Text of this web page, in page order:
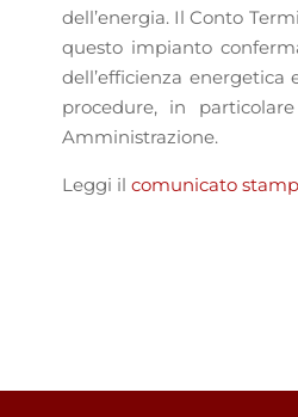
dell’energia. Il Conto
questo impianto
dell’efficienza energetica
procedure, in
Amministrazione.
Leggi il comunicato